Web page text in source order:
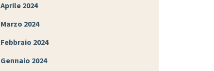
Aprile 2024
Marzo 2024
Febbraio 2024
Gennaio 2024